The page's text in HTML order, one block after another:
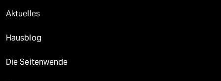
Aktuelles
Hausblog
Die Seitenwende